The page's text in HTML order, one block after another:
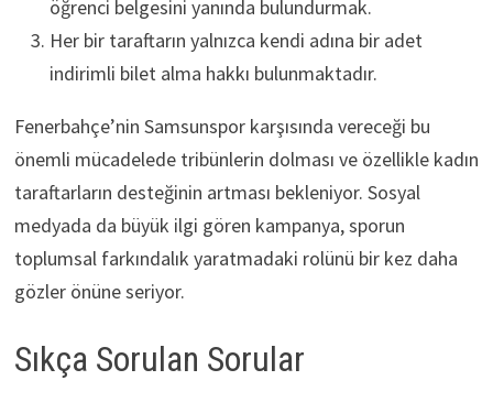
öğrenci belgesini yanında bulundurmak.
Her bir taraftarın yalnızca kendi adına bir adet
indirimli bilet alma hakkı bulunmaktadır.
Fenerbahçe’nin Samsunspor karşısında vereceği bu
önemli mücadelede tribünlerin dolması ve özellikle kadın
taraftarların desteğinin artması bekleniyor. Sosyal
medyada da büyük ilgi gören kampanya, sporun
toplumsal farkındalık yaratmadaki rolünü bir kez daha
gözler önüne seriyor.
Sıkça Sorulan Sorular